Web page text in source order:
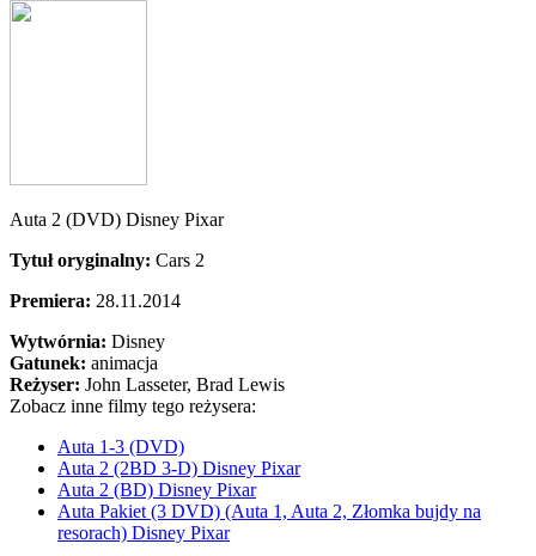
Auta 2 (DVD) Disney Pixar
Tytuł oryginalny: Cars 2
Premiera: 28.11.2014
Wytwórnia: Disney
Gatunek: animacja
Reżyser: John Lasseter, Brad Lewis
Zobacz inne filmy tego reżysera:
Auta 1-3 (DVD)
Auta 2 (2BD 3-D) Disney Pixar
Auta 2 (BD) Disney Pixar
Auta Pakiet (3 DVD) (Auta 1, Auta 2, Złomka bujdy na
resorach) Disney Pixar